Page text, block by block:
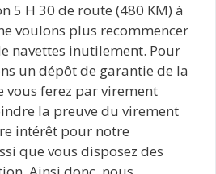
5 H 30 de route (480 KM) à
voulons plus recommencer
navettes inutilement. Pour
un dépôt de garantie de la
vous ferez par virement
la preuve du virement
intérêt pour notre
que vous disposez des